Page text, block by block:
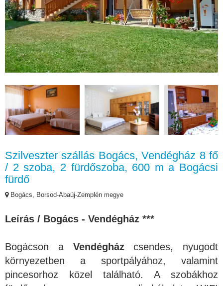
Szilveszter szállás Bogács, Vendégház 8 fő
/ 2 szoba, 2 fürdőszoba, 600 m a Bogácsi
fürdő
Bogács, Borsod-Abaúj-Zemplén megye
Leírás / Bogács - Vendégház ***
Bogácson aVendégházcsendes, nyugodt
környezetben a sportpályához, valamint
pincesorhoz közel található. A szobákhoz